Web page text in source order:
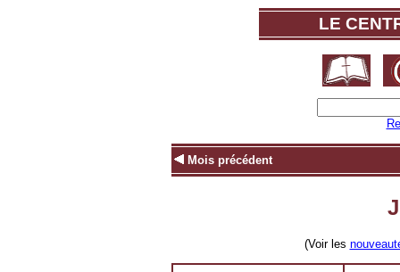
LE
Mois précédent
(Voir les